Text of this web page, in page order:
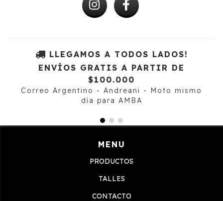
LLEGAMOS A TODOS LADOS!
ENVÍOS GRATIS A PARTIR DE
$100.000
Correo Argentino - Andreani - Moto mismo
día para AMBA
MENU
PRODUCTOS
TALLES
CONTACTO